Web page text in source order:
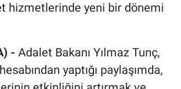
hizmetlerinde yeni bir dönemi
- Adalet Bakanı Yılmaz Tunç,
yaptığı paylaşımda,